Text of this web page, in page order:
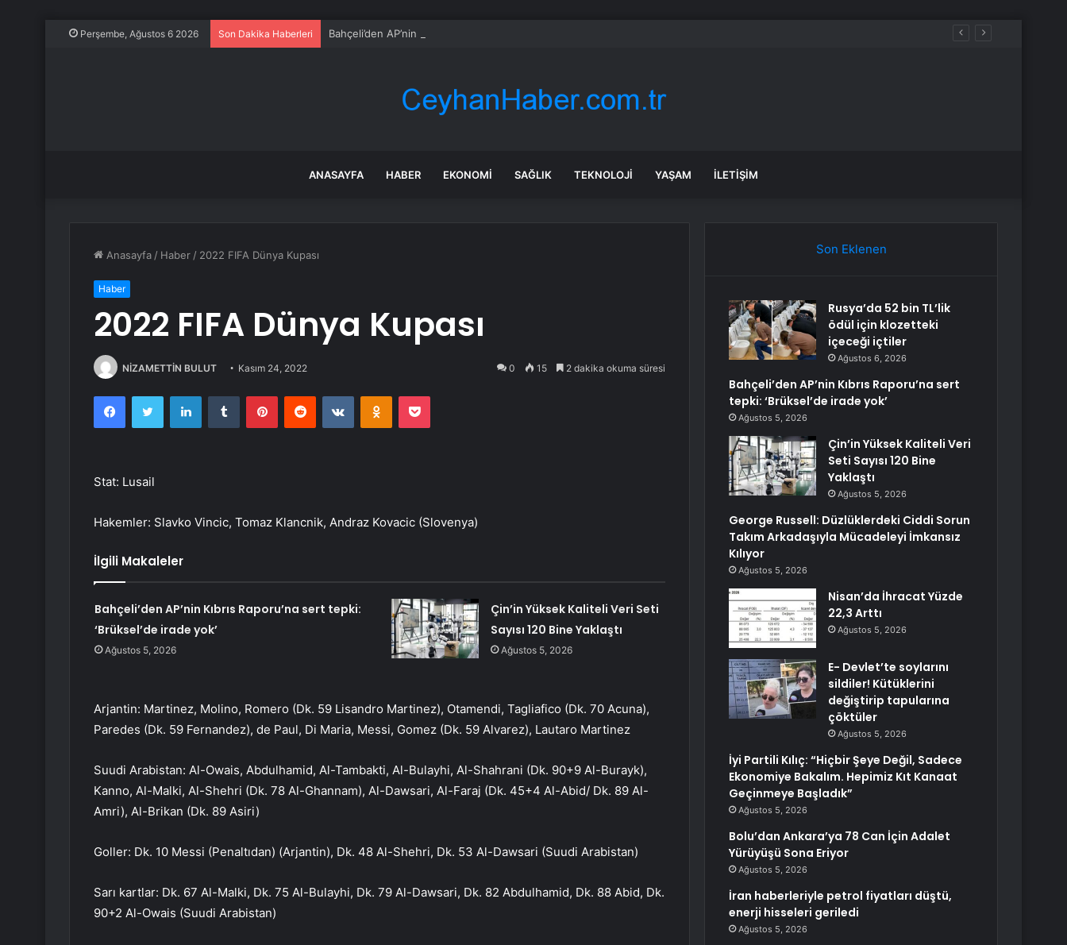
Perşembe, Ağustos 6 2026 Son Dakika Haberleri Bahçeli’den AP’nin Kıbrıs Raporu’na sert tepki: ‘Brüksel’de irade yok’
ANASAYFA HABER EKONOMI SAĞLIK TEKNOLOJI YAŞAM İLETIŞIM
Anasayfa / Haber / 2022 FIFA Dünya Kupası
Haber
2022 FIFA Dünya Kupası
NİZAMETTİN BULUT Kasım 24, 2022 0 15 2 dakika okuma süresi
FacebookTwitter LinkedInTumblr PinterestReddit VKontakteOdnoklassniki
Pocket
Stat: Lusail
Hakemler: Slavko Vincic, Tomaz Klancnik, Andraz Kovacic (Slovenya)
İlgili Makaleler
Bahçeli’den AP’nin Kıbrıs Raporu’na sert tepki:
‘Brüksel’de irade yok’
Ağustos 5, 2026
Çin’in Yüksek Kaliteli Veri Seti
Sayısı 120 Bine Yaklaştı
Ağustos 5, 2026
Arjantin: Martinez, Molino, Romero (Dk. 59 Lisandro Martinez), Otamendi, Tagliafico (Dk. 70 Acuna),
Paredes (Dk. 59 Fernandez), de Paul, Di Maria, Messi, Gomez (Dk. 59 Alvarez), Lautaro Martinez
Suudi Arabistan: Al-Owais, Abdulhamid, Al-Tambakti, Al-Bulayhi, Al-Shahrani (Dk. 90+9 Al-Burayk),
Kanno, Al-Malki, Al-Shehri (Dk. 78 Al-Ghannam), Al-Dawsari, Al-Faraj (Dk. 45+4 Al-Abid/ Dk. 89 Al-
Amri), Al-Brikan (Dk. 89 Asiri)
Goller: Dk. 10 Messi (Penaltıdan) (Arjantin), Dk. 48 Al-Shehri, Dk. 53 Al-Dawsari (Suudi Arabistan)
Sarı kartlar: Dk. 67 Al-Malki, Dk. 75 Al-Bulayhi, Dk. 79 Al-Dawsari, Dk. 82 Abdulhamid, Dk. 88 Abid, Dk.
90+2 Al-Owais (Suudi Arabistan)
Son Eklenen
Rusya’da 52 bin TL’lik
ödül için klozetteki
içeceği içtiler
Ağustos 6, 2026
Bahçeli’den AP’nin Kıbrıs Raporu’na sert
tepki: ‘Brüksel’de irade yok’
Ağustos 5, 2026
Çin’in Yüksek Kaliteli Veri
Seti Sayısı 120 Bine
Yaklaştı
Ağustos 5, 2026
George Russell: Düzlüklerdeki Ciddi Sorun
Takım Arkadaşıyla Mücadeleyi İmkansız
Kılıyor
Ağustos 5, 2026
Nisan’da İhracat Yüzde
22,3 Arttı
Ağustos 5, 2026
E- Devlet’te soylarını
sildiler! Kütüklerini
değiştirip tapularına
çöktüler
Ağustos 5, 2026
İyi Partili Kılıç: “Hiçbir Şeye Değil, Sadece
Ekonomiye Bakalım. Hepimiz Kıt Kanaat
Geçinmeye Başladık”
Ağustos 5, 2026
Bolu’dan Ankara’ya 78 Can İçin Adalet
Yürüyüşü Sona Eriyor
Ağustos 5, 2026
İran haberleriyle petrol fiyatları düştü,
enerji hisseleri geriledi
Ağustos 5, 2026